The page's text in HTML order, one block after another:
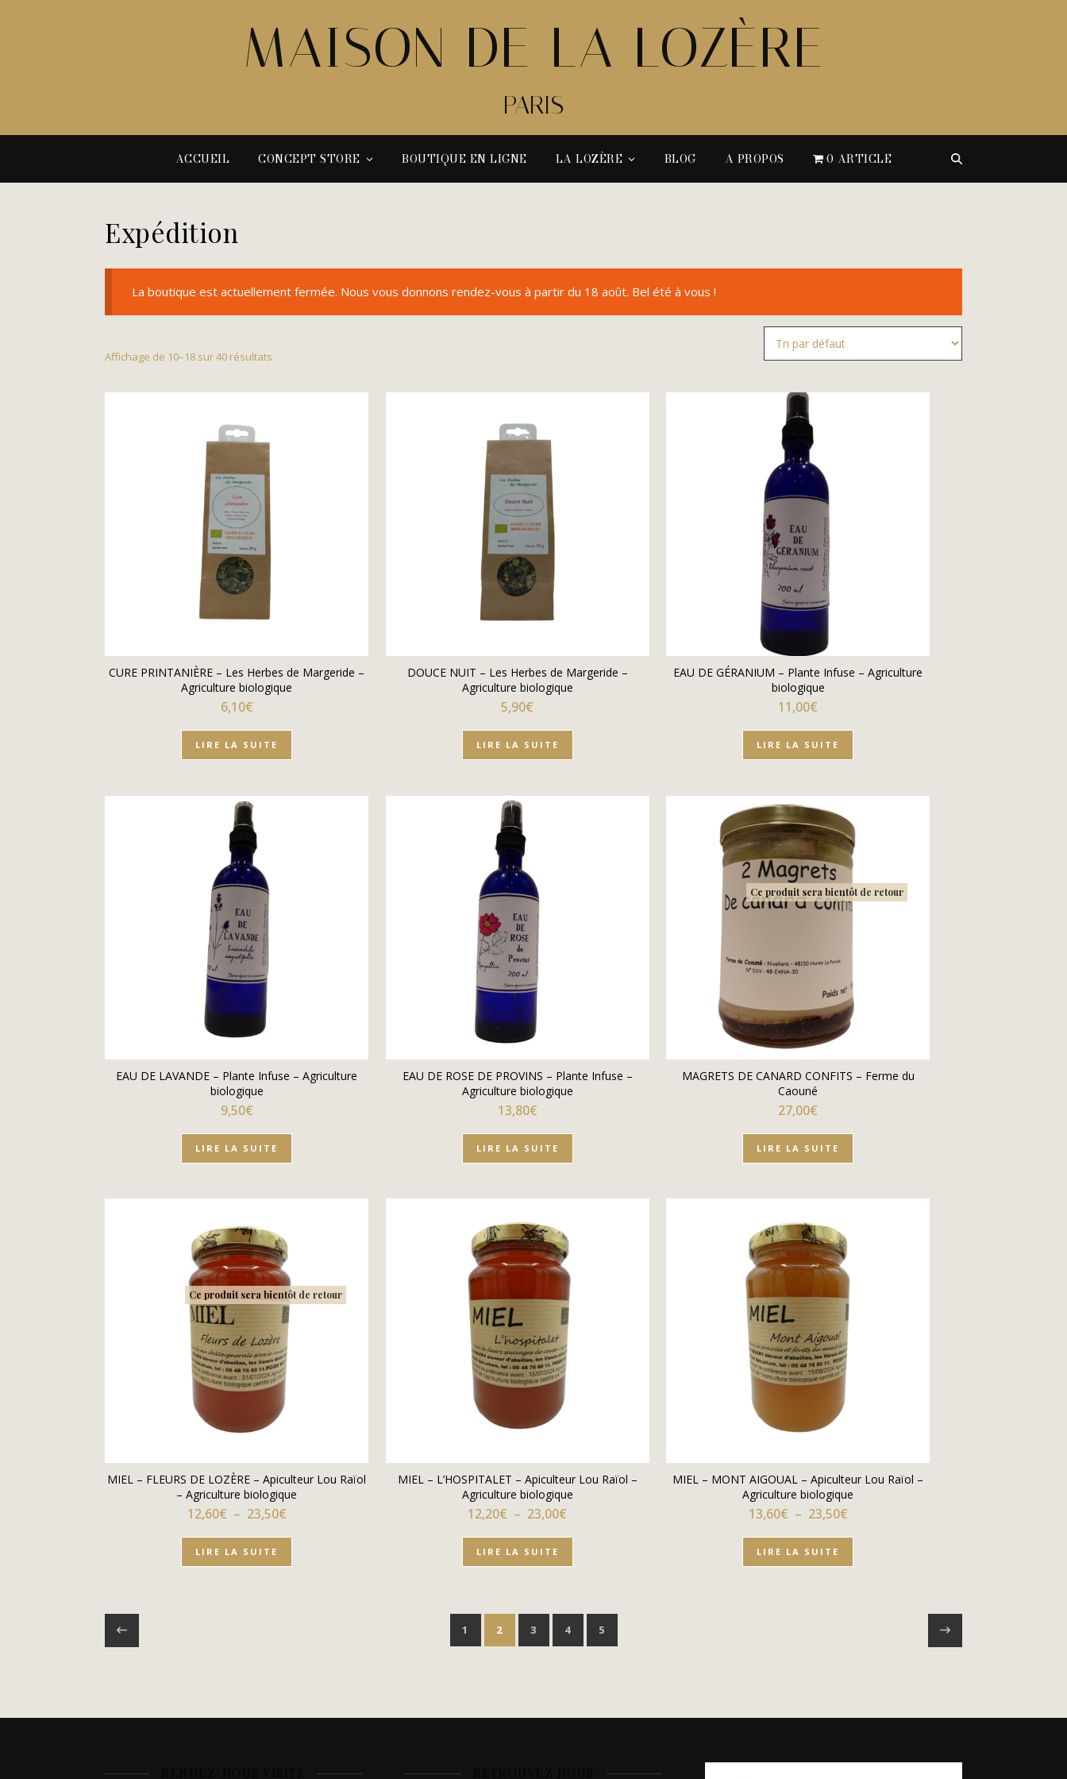
MAISON DE LA LOZÈRE
PARIS
ACCUEIL CONCEPT STORE BOUTIQUE EN LIGNE LA LOZÈRE BLOG A PROPOS 0 ARTICLE
Expédition
La boutique est actuellement fermée. Nous vous donnons rendez-vous à partir du 18 août. Bel été à vous !
Affichage de 10–18 sur 40 résultats
CURE PRINTANIÈRE – Les Herbes de Margeride –
Agriculture biologique
6,10€
LIRE LA SUITE
DOUCE NUIT – Les Herbes de Margeride –
Agriculture biologique
5,90€
LIRE LA SUITE
EAU DE GÉRANIUM – Plante Infuse – Agriculture
biologique
11,00€
LIRE LA SUITE
EAU DE LAVANDE – Plante Infuse – Agriculture
biologique
9,50€
LIRE LA SUITE
EAU DE ROSE DE PROVINS – Plante Infuse –
Agriculture biologique
13,80€
LIRE LA SUITE
Ce produit sera bientôt de retour
MAGRETS DE CANARD CONFITS – Ferme du
Caouné
27,00€
LIRE LA SUITE
Ce produit sera bientôt de retour
MIEL – FLEURS DE LOZÈRE – Apiculteur Lou Raïol
– Agriculture biologique
12,60€ – 23,50€Plage de prix : 12,60€ à 23,50€
LIRE LA SUITE
MIEL – L’HOSPITALET – Apiculteur Lou Raïol –
Agriculture biologique
12,20€ – 23,00€
LIRE LA SUITE
MIEL – MONT AIGOUAL – Apiculteur Lou Raïol –
Agriculture biologique
13,60€ – 23,50€Plage de prix : 13,60€ à 23,50€
LIRE LA SUITE
1 2 3 4 5